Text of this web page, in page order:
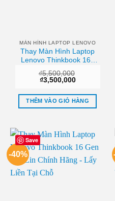
MÀN HÌNH LAPTOP LENOVO
Thay Màn Hình Laptop
Lenovo Thinkbook 16p
Lấy Liền Tại Tphcm
₫5,500,000
Giá
là:
₫5,500,000.
₫3,500,000Giá
tại
là:
₫3,500,000.
THÊM VÀO GIỎ HÀNG
Save
-40%